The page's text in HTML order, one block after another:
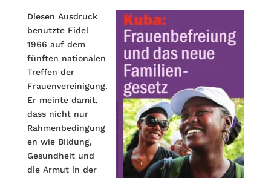
Diesen Ausdruck
benutzte Fidel
1966 auf dem
fünften nationalen
Treffen der
Frauenvereinigung.
Er meinte damit,
dass nicht nur
Rahmenbedingung
en wie Bildung,
Gesundheit und
die Armut in der